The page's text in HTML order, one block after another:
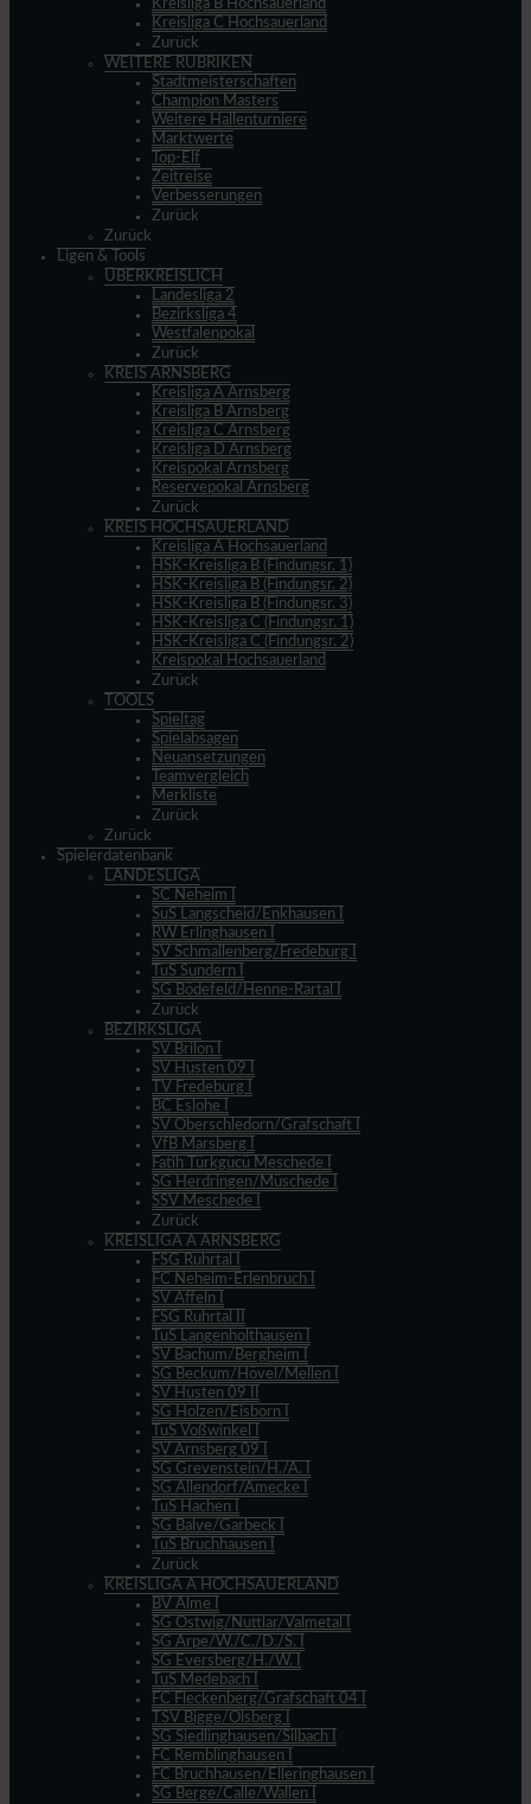
Kreisliga B Hochsauerland
Kreisliga C Hochsauerland
Zurück
WEITERE RUBRIKEN
Stadtmeisterschaften
Champion Masters
Weitere Hallenturniere
Marktwerte
Top-Elf
Zeitreise
Verbesserungen
Zurück
Zurück
Ligen & Tools
ÜBERKREISLICH
Landesliga 2
Bezirksliga 4
Westfalenpokal
Zurück
KREIS ARNSBERG
Kreisliga A Arnsberg
Kreisliga B Arnsberg
Kreisliga C Arnsberg
Kreisliga D Arnsberg
Kreispokal Arnsberg
Reservepokal Arnsberg
Zurück
KREIS HOCHSAUERLAND
Kreisliga A Hochsauerland
HSK-Kreisliga B (Findungsr. 1)
HSK-Kreisliga B (Findungsr. 2)
HSK-Kreisliga B (Findungsr. 3)
HSK-Kreisliga C (Findungsr. 1)
HSK-Kreisliga C (Findungsr. 2)
Kreispokal Hochsauerland
Zurück
TOOLS
Spieltag
Spielabsagen
Neuansetzungen
Teamvergleich
Merkliste
Zurück
Zurück
Spielerdatenbank
LANDESLIGA
SC Neheim I
SuS Langscheid/Enkhausen I
RW Erlinghausen I
SV Schmallenberg/Fredeburg I
TuS Sundern I
SG Bödefeld/Henne-Rartal I
Zurück
BEZIRKSLIGA
SV Brilon I
SV Hüsten 09 I
TV Fredeburg I
BC Eslohe I
SV Oberschledorn/Grafschaft I
VfB Marsberg I
Fatih Türkgücü Meschede I
SG Herdringen/Müschede I
SSV Meschede I
Zurück
KREISLIGA A ARNSBERG
FSG Ruhrtal I
FC Neheim-Erlenbruch I
SV Affeln I
FSG Ruhrtal II
TuS Langenholthausen I
SV Bachum/Bergheim I
SG Beckum/Hövel/Mellen I
SV Hüsten 09 II
SG Holzen/Eisborn I
TuS Voßwinkel I
SV Arnsberg 09 I
SG Grevenstein/H./A. I
SG Allendorf/Amecke I
TuS Hachen I
SG Balve/Garbeck I
TuS Bruchhausen I
Zurück
KREISLIGA A HOCHSAUERLAND
BV Alme I
SG Ostwig/Nuttlar/Valmetal I
SG Arpe/W./C./D./S. I
SG Eversberg/H./W. I
TuS Medebach I
FC Fleckenberg/Grafschaft 04 I
TSV Bigge/Olsberg I
SG Siedlinghausen/Silbach I
FC Remblinghausen I
FC Bruchhausen/Elleringhausen I
SG Berge/Calle/Wallen I